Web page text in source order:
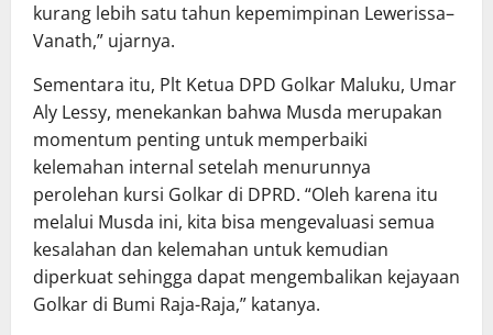
kurang lebih satu tahun kepemimpinan Lewerissa–
Vanath,” ujarnya.
Sementara itu, Plt Ketua DPD Golkar Maluku, Umar
Aly Lessy, menekankan bahwa Musda merupakan
momentum penting untuk memperbaiki
kelemahan internal setelah menurunnya
perolehan kursi Golkar di DPRD. “Oleh karena itu
melalui Musda ini, kita bisa mengevaluasi semua
kesalahan dan kelemahan untuk kemudian
diperkuat sehingga dapat mengembalikan kejayaan
Golkar di Bumi Raja-Raja,” katanya.